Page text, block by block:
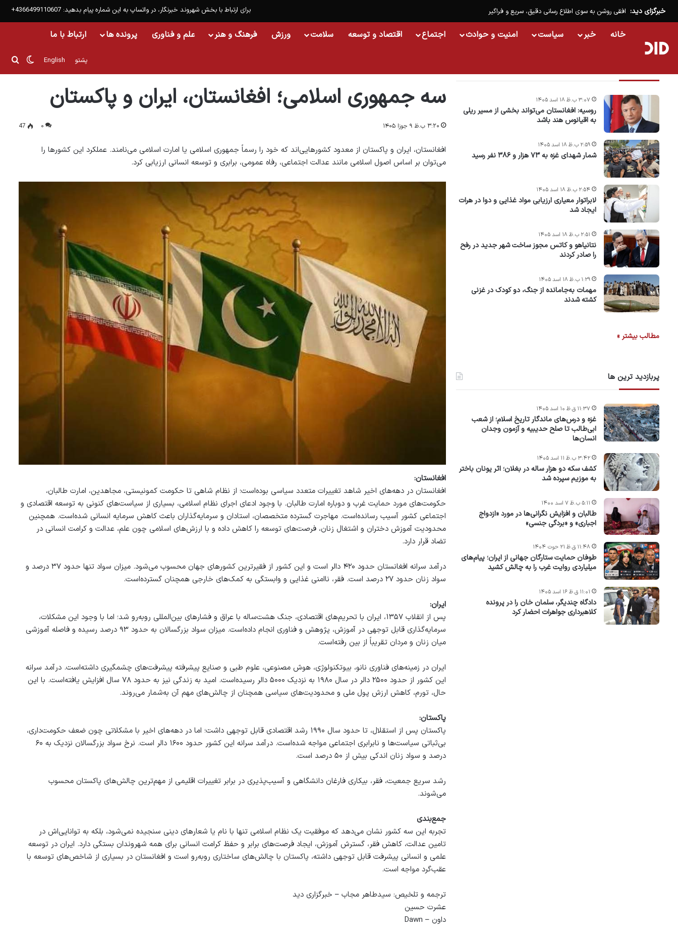
برای ارتباط با بخش شهروند خبرنگار، در واتساپ به این شماره پیام بدهید: 4366499110607+ خبرگزای دید: افقی روشن به سوی اطلاع رسانی دقیق، سریع و فراگیر
خانه خبر سیاست امنیت و حوادث اجتماع اقتصاد و توسعه سلامت ورزش فرهنگ و هنر علم و فناوری پرونده ها ارتباط با ما
English پشتو تغییر
سه جمهوری اسلامی؛ افغانستان، ایران و پاکستان
۳:۲۰ ب.ظ ۹ جوزا ۱۴۰۵ ۰ 47
افغانستان، ایران و پاکستان از معدود کشورهایی‌اند که خود را رسماً جمهوری اسلامی یا امارت اسلامی می‌نامند. عملکرد این کشورها را
می‌توان بر اساس اصول اسلامی مانند عدالت اجتماعی، رفاه عمومی، برابری و توسعه انسانی ارزیابی کرد.
افغانستان:
افغانستان در دهه‌های اخیر شاهد تغییرات متعدد سیاسی بوده‌است؛ از نظام شاهی تا حکومت کمونیستی، مجاهدین، امارت طالبان،
حکومت‌های مورد حمایت غرب و دوباره امارت طالبان. با وجود ادعای اجرای نظام اسلامی، بسیاری از سیاست‌های کنونی به توسعه اقتصادی و
اجتماعی کشور آسیب رسانده‌است. مهاجرت گسترده متخصصان، استادان و سرمایه‌گذاران باعث کاهش سرمایه انسانی شده‌است. همچنین
محدودیت آموزش دختران و اشتغال زنان، فرصت‌های توسعه را کاهش داده و با ارزش‌های اسلامی چون علم، عدالت و کرامت انسانی در
تضاد قرار دارد.
درآمد سرانه افغانستان حدود ۴۲۰ دالر است و این کشور از فقیرترین کشورهای جهان محسوب می‌شود. میزان سواد تنها حدود ۳۷ درصد و
سواد زنان حدود ۲۷ درصد است. فقر، ناامنی غذایی و وابستگی به کمک‌های خارجی همچنان گسترده‌است.
ایران:
پس از انقلاب ۱۳۵۷، ایران با تحریم‌های اقتصادی، جنگ هشت‌ساله با عراق و فشارهای بین‌المللی روبه‌رو شد؛ اما با وجود این مشکلات،
سرمایه‌گذاری قابل توجهی در آموزش، پژوهش و فناوری انجام داده‌است. میزان سواد بزرگسالان به حدود ۹۳ درصد رسیده و فاصله آموزشی
میان زنان و مردان تقریباً از بین رفته‌است.
ایران در زمینه‌های فناوری نانو، بیوتکنولوژی، هوش مصنوعی، علوم طبی و صنایع پیشرفته پیشرفت‌های چشمگیری داشته‌است. درآمد سرانه
این کشور از حدود ۲۵۰۰ دالر در سال ۱۹۸۰ به نزدیک ۵۰۰۰ دالر رسیده‌است. امید به زندگی نیز به حدود ۷۸ سال افزایش یافته‌است. با این
حال، تورم، کاهش ارزش پول ملی و محدودیت‌های سیاسی همچنان از چالش‌های مهم آن به‌شمار می‌روند.
پاکستان:
پاکستان پس از استقلال، تا حدود سال ۱۹۹۰ رشد اقتصادی قابل توجهی داشت؛ اما در دهه‌های اخیر با مشکلاتی چون ضعف حکومت‌داری،
بی‌ثباتی سیاست‌ها و نابرابری اجتماعی مواجه شده‌است. درآمد سرانه این کشور حدود ۱۶۰۰ دالر است. نرخ سواد بزرگسالان نزدیک به ۶۰
درصد و سواد زنان اندکی بیش از ۵۰ درصد است.
رشد سریع جمعیت، فقر، بیکاری فارغان دانشگاهی و آسیب‌پذیری در برابر تغییرات اقلیمی از مهم‌ترین چالش‌های پاکستان محسوب
می‌شوند.
جمع‌بندی
تجربه این سه کشور نشان می‌دهد که موفقیت یک نظام اسلامی تنها با نام یا شعارهای دینی سنجیده نمی‌شود، بلکه به توانایی‌اش در
تامین عدالت، کاهش فقر، گسترش آموزش، ایجاد فرصت‌های برابر و حفظ کرامت انسانی برای همه شهروندان بستگی دارد. ایران در توسعه
علمی و انسانی پیشرفت قابل توجهی داشته، پاکستان با چالش‌های ساختاری روبه‌رو است و افغانستان در بسیاری از شاخص‌های توسعه با
عقب‌گرد مواجه است.
ترجمه و تلخیص: سیدطاهر مجاب – خبرگزاری دید
عشرت حسین
داون – Dawn
روسیه: افغانستان می‌تواند بخشی از مسیر ریلی
به اقیانوس هند باشد
۳:۰۷ ب.ظ ۱۸ اسد ۱۴۰۵
شمار شهدای غزه به ۷۳ هزار و ۳۸۶ نفر رسید
۲:۵۹ ب.ظ ۱۸ اسد ۱۴۰۵
لابراتوار معیاری ارزیابی مواد غذایی و دوا در هرات
ایجاد شد
۲:۵۴ ب.ظ ۱۸ اسد ۱۴۰۵
نتانیاهو و کاتس مجوز ساخت شهر جدید در رفح
را صادر کردند
۲:۵۱ ب.ظ ۱۸ اسد ۱۴۰۵
مهمات به‌جامانده از جنگ، دو کودک در غزنی
کشته شدند
۱:۲۹ ب.ظ ۱۸ اسد ۱۴۰۵
مطالب بیشتر »
پربازدید ترین ها
غزه و درس‌های ماندگار تاریخ اسلام؛ از شعب
ابی‌طالب تا صلح حدیبیه و آزمون وجدان
انسان‌ها
۱۱:۳۷ ق.ظ ۱۰ اسد ۱۴۰۵
کشف سکه دو هزار ساله در بغلان؛ اثر یونان باختر
به موزیم سپرده شد
۳:۴۲ ب.ظ ۱۱ اسد ۱۴۰۵
طالبان و افزایش نگرانی‌ها در مورد «ازدواج
اجباری» و «بردگی جنسی»
۵:۱۱ ب.ظ ۷ اسد ۱۴۰۰
طوفان حمایت ستارگان جهانی از ایران؛ پیام‌های
میلیاردی روایت غرب را به چالش کشید
۱۱:۴۸ ق.ظ ۲۱ حوت ۱۴۰۴
دادگاه چندیگر، سلمان خان را در پرونده
کلاهبرداری جواهرات احضار کرد
۱۱:۰۱ ق.ظ ۱۶ اسد ۱۴۰۵